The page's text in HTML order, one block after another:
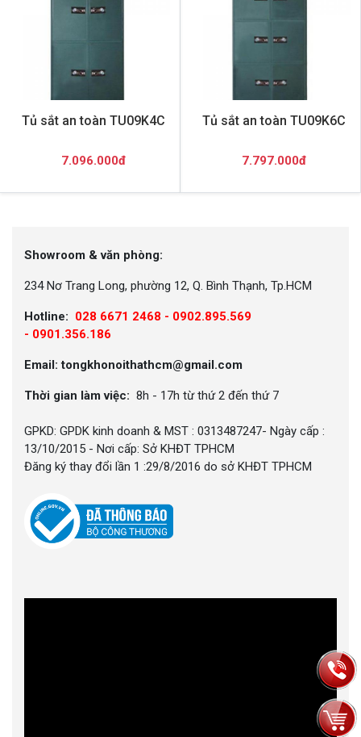
Tủ sắt an toàn TU09K4C
7.096.000đ
Tủ sắt an toàn TU09K6C
7.797.000đ
Showroom & văn phòng:
234 Nơ Trang Long, phường 12, Q. Bình Thạnh, Tp.HCM
Hotline: 028 6671 2468 - 0902.895.569
- 0901.356.186
Email: tongkhonoithathcm@gmail.com
Thời gian làm việc: 8h - 17h từ thứ 2 đến thứ 7
GPKD: GPDK kinh doanh & MST : 0313487247- Ngày cấp :
13/10/2015 - Nơi cấp: Sở KHĐT TPHCM
Đăng ký thay đổi lần 1 :29/8/2016 do sở KHĐT TPHCM